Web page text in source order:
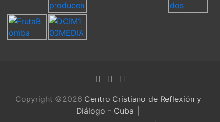
Copyright ©2026 Centro Cristiano de Reflexión y
Diálogo – Cuba